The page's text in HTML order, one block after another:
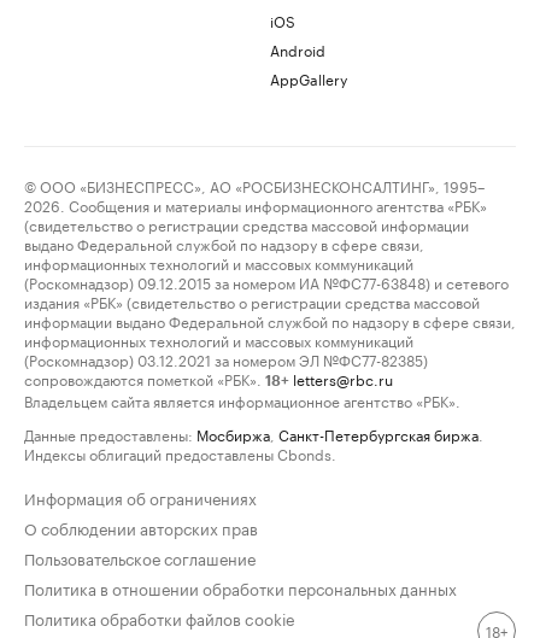
iOS
Android
AppGallery
© ООО «БИЗНЕСПРЕСС», АО «РОСБИЗНЕСКОНСАЛТИНГ», 1995–
2026. Сообщения и материалы информационного агентства «РБК»
(свидетельство о регистрации средства массовой информации
выдано Федеральной службой по надзору в сфере связи,
информационных технологий и массовых коммуникаций
(Роскомнадзор) 09.12.2015 за номером ИА №ФС77-63848) и сетевого
издания «РБК» (свидетельство о регистрации средства массовой
информации выдано Федеральной службой по надзору в сфере связи,
информационных технологий и массовых коммуникаций
(Роскомнадзор) 03.12.2021 за номером ЭЛ №ФС77-82385)
сопровождаются пометкой «РБК».
18+ letters@rbc.ru
Владельцем сайта является информационное агентство «РБК».
Данные предоставлены: Мосбиржа Санкт-Петербургская биржа
Индексы облигаций предоставлены Cbonds.
Информация об ограничениях
О соблюдении авторских прав
Пользовательское соглашение
Политика в отношении обработки персональных данных
Политика обработки файлов cookie
18+